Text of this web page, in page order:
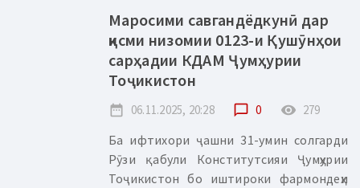
Маросими савгандёдкунӣ дар
қисми низомии 0123-и Қушӯнҳои
сарҳадии КДАМ Ҷумҳурии
Тоҷикистон
date_range 06.11.2025, 20:28 chat_bubble_outline 0 remove_red_eye 279
Ба ифтихори ҷашни 31-умин солгарди
Рӯзи қабули Конститутсияи Ҷумҳурии
Тоҷикистон бо иштироки фармондеҳи